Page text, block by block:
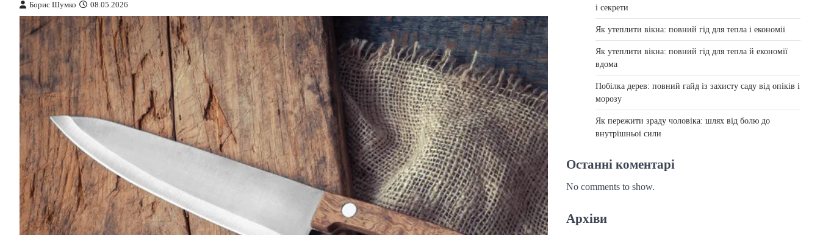
Борис Шумко 08.05.2026
і секрети
Як утеплити вікна: повний гід для тепла і економії
Як утеплити вікна: повний гід для тепла й економії
вдома
Побілка дерев: повний гайд із захисту саду від опіків і
морозу
Як пережити зраду чоловіка: шлях від болю до
внутрішньої сили
Останні коментарі
No comments to show.
Архіви